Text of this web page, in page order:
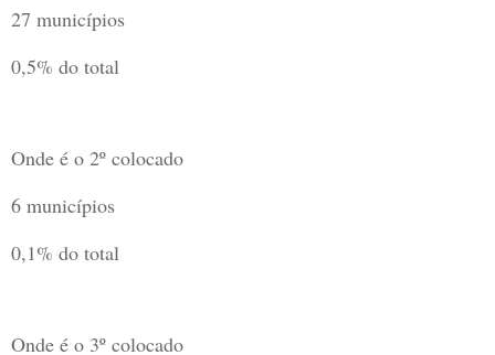
27 municípios
0,5% do total
Onde é o 2º colocado
6 municípios
0,1% do total
Onde é o 3º colocado